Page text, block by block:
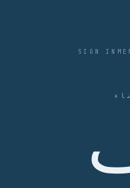
SIGN IN